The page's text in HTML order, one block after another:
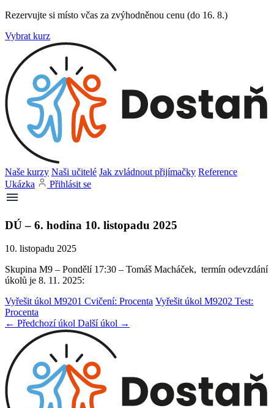
Rezervujte si místo včas za zvýhodněnou cenu (do 16. 8.)
Vybrat kurz
Naše kurzy Naši učitelé Jak zvládnout přijímačky Reference
Ukázka
Přihlásit se
DÚ – 6. hodina 10. listopadu 2025
10. listopadu 2025
Skupina M9 – Pondělí 17:30 – Tomáš Macháček, termín odevzdání
úkolů je 8. 11. 2025:
Vyřešit úkol M9201 Cvičení: Procenta Vyřešit úkol M9202 Test:
Procenta
← Předchozí úkol Další úkol →